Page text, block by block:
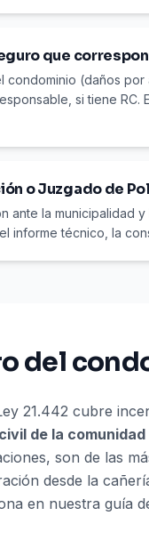
que
(daños
si tiene
o Juzgado de
ante la
informe técnico, la
del
21.442 cubre
de la comunidad
son de las
desde la
en nuestra guía